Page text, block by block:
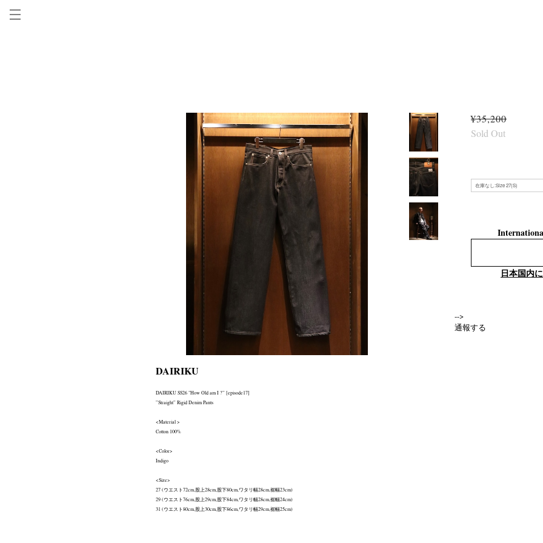
DAIRIKU
DAIRIKU SS26 "How Old am I ?” [episode17]
‪”‬Straight‪”‬ Rigid Denim Pants
<Material >
Cotton 100%
<Color>
Indigo
<Size>
27 (ウエスト72cm,股上28cm,股下80cm,ワタリ幅28cm,裾幅23cm)
29 (ウエスト76cm,股上29cm,股下84cm,ワタリ幅28cm,裾幅24cm)
31 (ウエスト80cm,股上30cm,股下86cm,ワタリ幅29cm,裾幅25cm)
¥35,200
Sold Out
日本国内
-->
通報する